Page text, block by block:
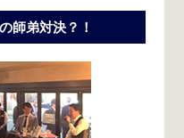
師弟対決？！